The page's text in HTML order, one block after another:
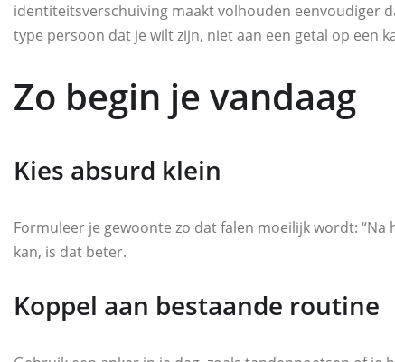
identiteitsverschuiving maakt volhouden eenvoudiger
type persoon dat je wilt zijn, niet aan een getal op een
Zo begin je vandaag
Kies absurd klein
Formuleer je gewoonte zo dat falen moeilijk wordt:
kan, is dat beter.
Koppel aan bestaande routine